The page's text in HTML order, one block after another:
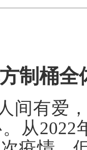
方制桶
间有爱
从2022